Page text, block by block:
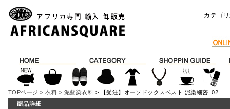
カテゴ
TOPページ >衣料 > 泥藍染衣料 > 【受注】オーソドックスベスト 泥染細密_02